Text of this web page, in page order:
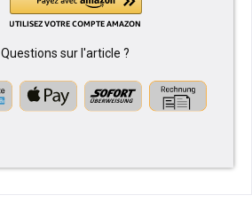
Questions sur l'article ?